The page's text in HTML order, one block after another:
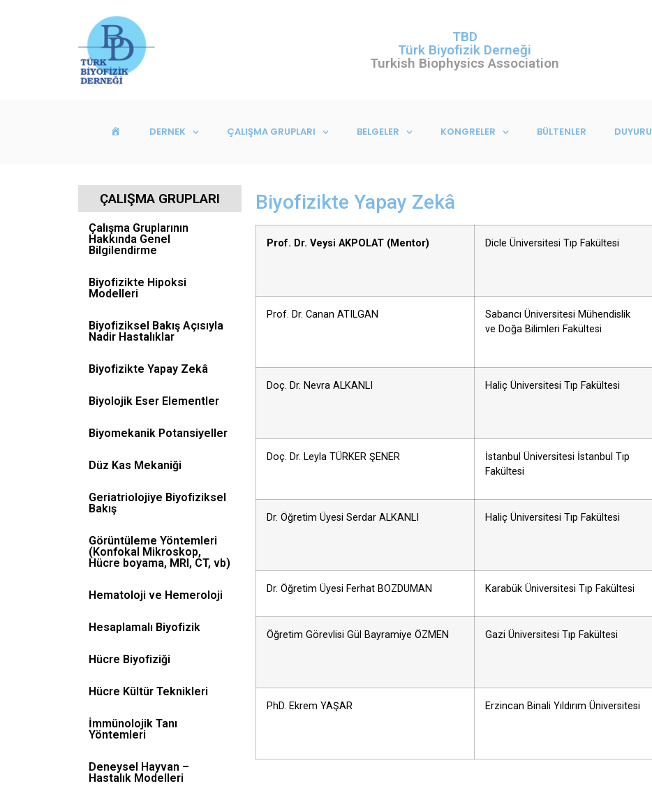
TBD
Türk Biyofizik Derneği
Turkish Biophysics Association
ANASAYFADERNEK ÇALIŞMA GRUPLARI BELGELER KONGRELER BÜLTENLER
ÇALIŞMA GRUPLARI
Çalışma Gruplarının
Hakkında Genel
Bilgilendirme
Biyofizikte Hipoksi
Modelleri
Biyofiziksel Bakış Açısıyla
Nadir Hastalıklar
Biyofizikte Yapay Zekâ
Biyolojik Eser Elementler
Biyomekanik Potansiyeller
Düz Kas Mekaniği
Geriatriolojiye Biyofiziksel
Bakış
Görüntüleme Yöntemleri
(Konfokal Mikroskop,
Hücre boyama, MRI, CT, vb)
Hematoloji ve Hemeroloji
Hesaplamalı Biyofizik
Hücre Biyofiziği
Hücre Kültür Teknikleri
İmmünolojik Tanı
Yöntemleri
Deneysel Hayvan –
Hastalık Modelleri
Biyofizikte Yapay Zekâ
Prof. Dr. Veysi AKPOLAT (Mentor) Dicle Üniversitesi Tıp Fakültesi
Prof. Dr. Canan ATILGAN
Sabancı Üniversitesi Mühendislik
ve Doğa Bilimleri Fakültesi
Doç. Dr. Nevra ALKANLI Haliç Üniversitesi Tıp Fakültesi
Doç. Dr. Leyla TÜRKER ŞENER
İstanbul Üniversitesi İstanbul Tıp
Fakültesi
Dr. Öğretim Üyesi Serdar ALKANLI Haliç Üniversitesi Tıp Fakültesi
Dr. Öğretim Üyesi Ferhat BOZDUMAN Karabük Üniversitesi Tıp Fakültesi
Öğretim Görevlisi Gül Bayramiye ÖZMEN Gazi Üniversitesi Tıp Fakültesi
PhD. Ekrem YAŞAR Erzincan Binali Yıldırım Üniversitesi